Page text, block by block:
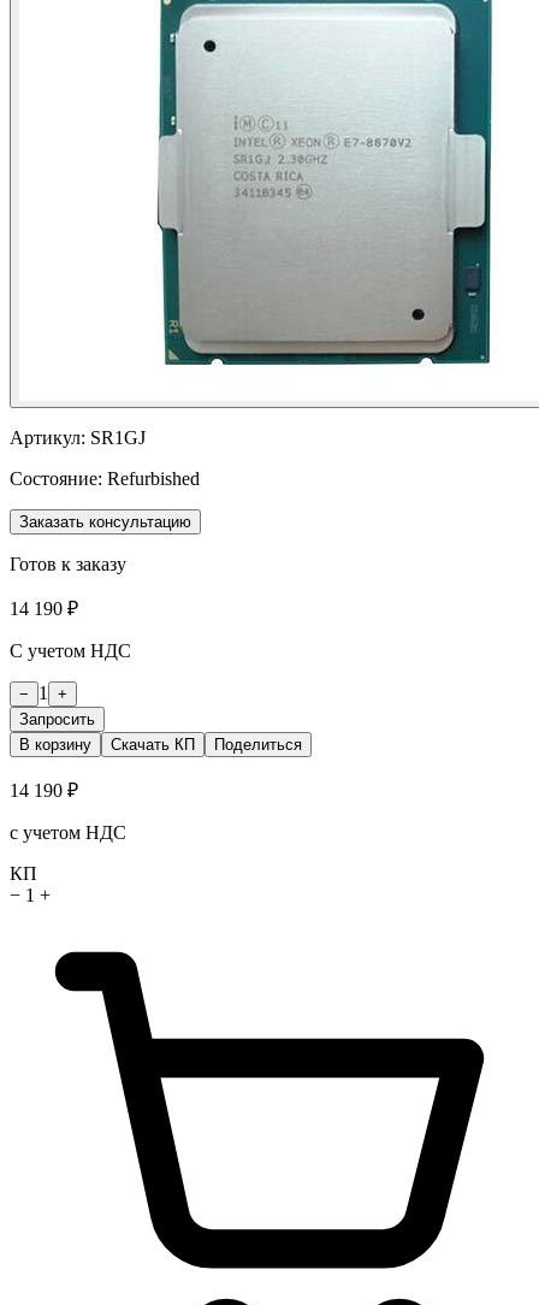
Артикул: SR1GJ
Состояние: Refurbished
Заказать консультацию
Готов к заказу
14 190 ₽
С учетом НДС
− 1
+
Запросить
В корзину
Скачать КП Поделиться
14 190 ₽
с учетом НДС
КП
− 1 +